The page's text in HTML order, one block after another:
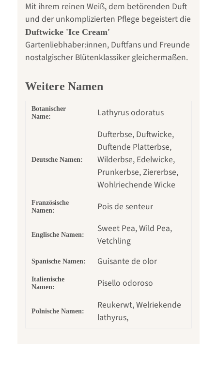
Mit ihrem reinen Weiß, dem betörenden Duft
und der unkomplizierten Pflege begeistert die
Duftwicke 'Ice Cream'
Gartenliebhaber:innen, Duftfans und Freunde
nostalgischer Blütenklassiker gleichermaßen.
Weitere Namen
Botanischer
Name:
Lathyrus odoratus
Deutsche Namen:
Dufterbse, Duftwicke,
Duftende Platterbse,
Wilderbse, Edelwicke,
Prunkerbse, Ziererbse,
Wohlriechende Wicke
Französische
Namen:
Pois de senteur
Englische Namen:
Sweet Pea, Wild Pea,
Vetchling
Spanische Namen: Guisante de olor
Italienische
Namen:
Pisello odoroso
Polnische Namen:
Reukerwt, Welriekende
lathyrus,